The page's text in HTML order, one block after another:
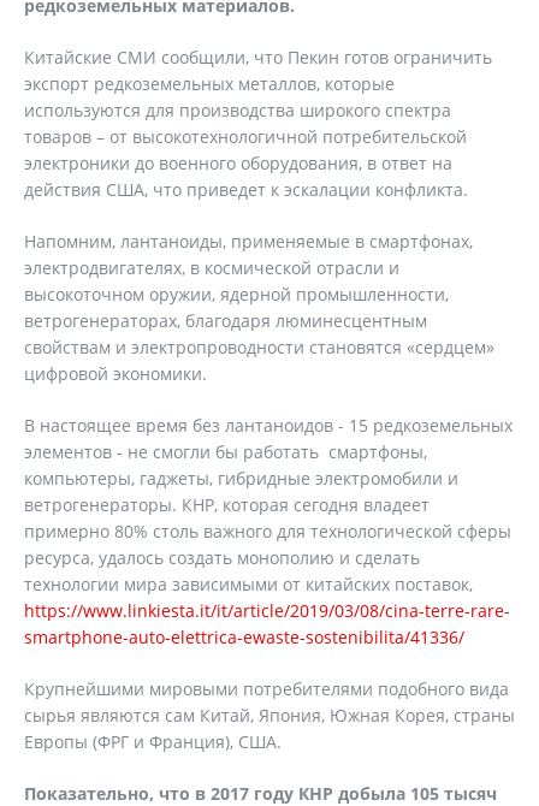
редкоземельных материалов.
Китайские СМИ сообщили, что Пекин готов ограничить
экспорт редкоземельных металлов, которые
используются для производства широкого спектра
товаров – от высокотехнологичной потребительской
электроники до военного оборудования, в ответ на
действия США, что приведет к эскалации конфликта.
Напомним, лантаноиды, применяемые в смартфонах,
электродвигателях, в космической отрасли и
высокоточном оружии, ядерной промышленности,
ветрогенераторах, благодаря люминесцентным
свойствам и электропроводности становятся «сердцем»
цифровой экономики.
В настоящее время без лантаноидов - 15 редкоземельных
элементов - не смогли бы работать смартфоны,
компьютеры, гаджеты, гибридные электромобили и
ветрогенераторы. КНР, которая сегодня владеет
примерно 80% столь важного для технологической сферы
ресурса, удалось создать монополию и сделать
технологии мира зависимыми от китайских поставок,
https://www.linkiesta.it/it/article/2019/03/08/cina-terre-rare-
smartphone-auto-elettrica-ewaste-sostenibilita/41336/
Крупнейшими мировыми потребителями подобного вида
сырья являются сам Китай, Япония, Южная Корея, страны
Европы (ФРГ и Франция), США.
Показательно, что в 2017 году КНР добыла 105 тысяч